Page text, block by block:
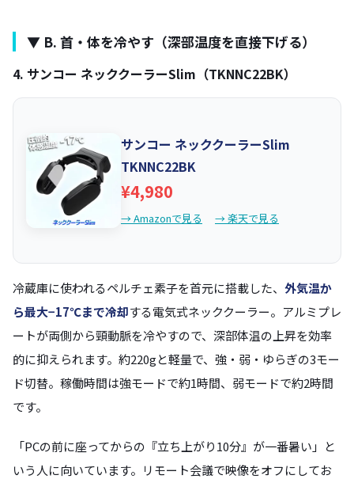
▼ B. 首・体を冷やす（深部温度を直接下げる）
4. サンコー ネッククーラーSlim（TKNNC22BK）
サンコー ネッククーラーSlim
TKNNC22BK
¥4,980
→ Amazonで見る → 楽天で見る
冷蔵庫に使われるペルチェ素子を首元に搭載した、 外気温か
ら最大−17℃まで冷却する電気式ネッククーラー。アルミプレ
ートが両側から頸動脈を冷やすので、深部体温の上昇を効率
的に抑えられます。約220gと軽量で、強・弱・ゆらぎの3モー
ド切替。稼働時間は強モードで約1時間、弱モードで約2時間
です。
「PCの前に座ってからの『立ち上がり10分』が一番暑い」と
いう人に向いています。リモート会議で映像をオフにしてお